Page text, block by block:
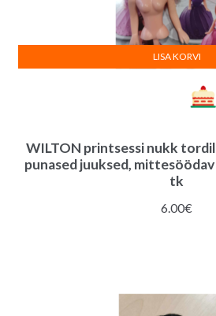
WILTON printsessi nukk
punased juuksed,
tk
6.00€
LISA KORVI